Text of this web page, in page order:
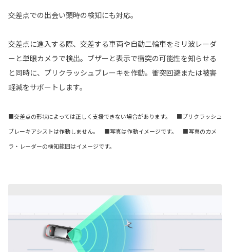
交差点での出会い頭時の検知にも対応。
交差点に進入する際、交差する車両や自動二輪車をミリ波レーダ
ーと単眼カメラで検出。ブザーと表示で衝突の可能性を知らせる
と同時に、プリクラッシュブレーキを作動。衝突回避または被害
軽減をサポートします。
■交差点の形状によっては正しく支援できない場合があります。 ■プリクラッシュ
ブレーキアシストは作動しません。 ■写真は作動イメージです。 ■写真のカメ
ラ・レーダーの検知範囲はイメージです。